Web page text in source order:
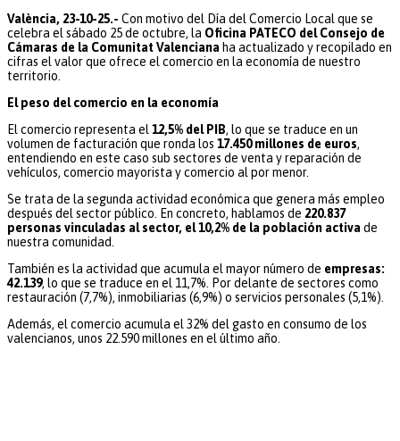
València, 23-10-25.- Con motivo del Día del Comercio Local que se
celebra el sábado 25 de octubre, la Oficina PATECO del Consejo de
Cámaras de la Comunitat Valenciana ha actualizado y recopilado en
cifras el valor que ofrece el comercio en la economía de nuestro
territorio.
El peso del comercio en la economía
El comercio representa el 12,5% del PIB, lo que se traduce en un
volumen de facturación que ronda los 17.450 millones de euros,
entendiendo en este caso sub sectores de venta y reparación de
vehículos, comercio mayorista y comercio al por menor.
Se trata de la segunda actividad económica que genera más empleo
después del sector público. En concreto, hablamos de 220.837
personas vinculadas al sector, el 10,2% de la población activa de
nuestra comunidad.
También es la actividad que acumula el mayor número de empresas:
42.139, lo que se traduce en el 11,7%. Por delante de sectores como
restauración (7,7%), inmobiliarias (6,9%) o servicios personales (5,1%).
Además, el comercio acumula el 32% del gasto en consumo de los
valencianos, unos 22.590 millones en el último año.